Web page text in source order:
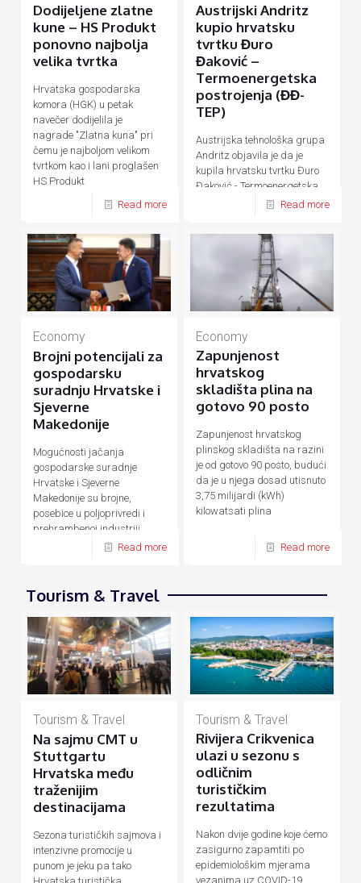
Dodijeljene zlatne
kune – HS Produkt
ponovno najbolja
velika tvrtka
Hrvatska gospodarska
komora (HGK) u petak
navečer dodijelila je
nagrade "Zlatna kuna" pri
čemu je najboljom velikom
tvrtkom kao i lani proglašen
HS Produkt
Read more
Austrijski Andritz
kupio hrvatsku
tvrtku Đuro
Đaković –
Termoenergetska
postrojenja (ĐĐ-
TEP)
Austrijska tehnološka grupa
Andritz objavila je da je
kupila hrvatsku tvrtku Đuro
Đaković - Termoenergetska
postrojenja (ĐĐ-TEP)Read more
Economy
Brojni potencijali za
gospodarsku
suradnju Hrvatske i
Sjeverne
Makedonije
Mogućnosti jačanja
gospodarske suradnje
Hrvatske i Sjeverne
Makedonije su brojne,
posebice u poljoprivredi i
prehrambenoj industriji,
energetici, prometu, turizmu
Read more
Economy
Zapunjenost
hrvatskog
skladišta plina na
gotovo 90 posto
Zapunjenost hrvatskog
plinskog skladišta na razini
je od gotovo 90 posto, budući
da je u njega dosad utisnuto
3,75 milijardi (kWh)
kilowatsati plina
Read more
Tourism & Travel
Tourism & Travel
Na sajmu CMT u
Stuttgartu
Hrvatska među
traženijim
destinacijama
Sezona turističkih sajmova i
intenzivne promocije u
punom je jeku pa tako
Tourism & Travel
Rivijera Crikvenica
ulazi u sezonu s
odličnim
turističkim
rezultatima
Nakon dvije godine koje ćemo
zasigurno zapamtiti po
epidemiološkim mjerama
vezanima uz COVID-19